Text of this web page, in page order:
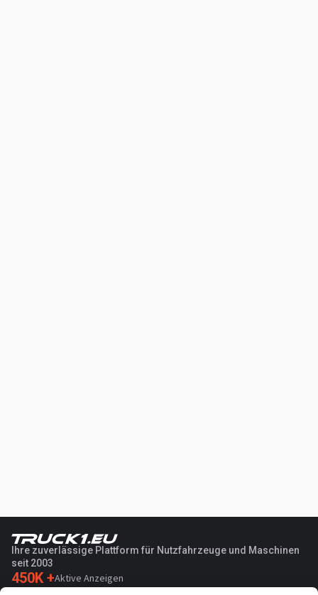
Ihre zuverlässige Plattform für Nutzfahrzeuge und Maschinen
seit 2003
450K +Aktive Anzeigen